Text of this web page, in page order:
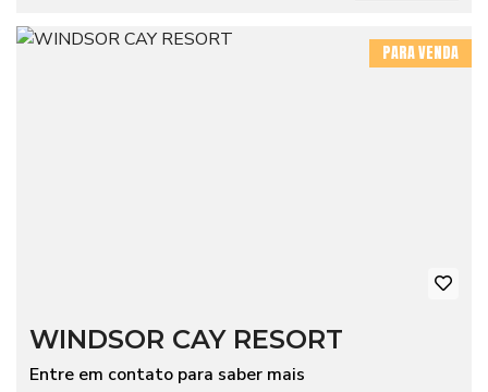
PARA VENDA
WINDSOR CAY RESORT
Entre em contato para saber mais